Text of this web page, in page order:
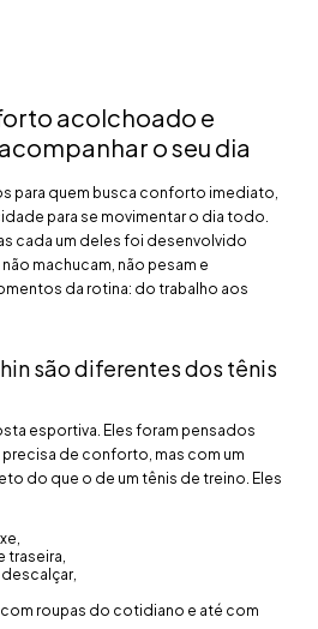
acolchoado e
o seu dia
para quem busca conforto imediato,
para se movimentar o dia todo.
cada um deles foi desenvolvido
machucam, não pesam e
da rotina: do trabalho aos
são diferentes dos tênis
esportiva. Eles foram pensados
de conforto, mas com um
do que o de um tênis de treino. Eles
traseira,
roupas do cotidiano e até com